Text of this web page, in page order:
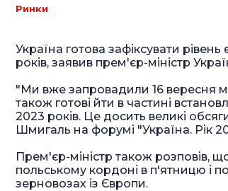
Ринки
Україна готова зафіксувати
років, заявив прем'єр-міністр
"Ми вже запровадили 16 вересня
також готові йти в частині
2023 років. Це досить великі
Шмигаль на форумі "Україна. Рік
Прем'єр-міністр також розповів,
польському кордоні в п'ятницю і
зерновозах із Європи.